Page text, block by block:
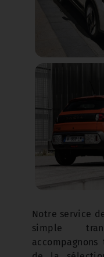
Notre service
simple